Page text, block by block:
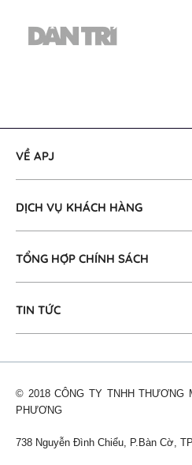
VỀ APJ
DỊCH VỤ KHÁCH HÀNG
TỔNG HỢP CHÍNH SÁCH
TIN TỨC
© 2018 CÔNG TY TNHH THƯƠNG
PHƯƠNG
738 Nguyễn Đình Chiểu, P.Bàn Cờ,